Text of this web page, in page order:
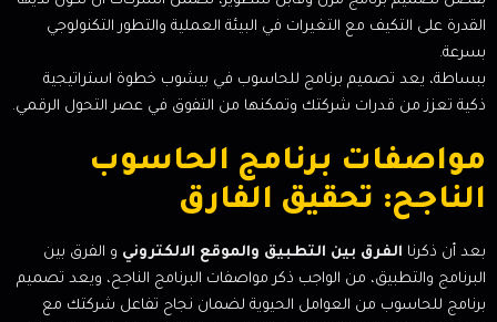
القدرة على التكيف مع التغيرات في البيئة العملية والتطور التكنولوجي
بسرعة.
ببساطة، يعد تصميم برنامج للحاسوب في بيشوب خطوة استراتيجية
ذكية تعزز من قدرات شركتك وتمكنها من التفوق في عصر التحول الرقمي.
مواصفات برنامج الحاسوب
الناجح: تحقيق الفارق
بعد أن ذكرنا الفرق بين التطبيق والموقع الالكتروني و الفرق بين
البرنامج والتطبيق، من الواجب ذكر مواصفات البرنامج الناجح، ويعد تصميم
برنامج للحاسوب من العوامل الحيوية لضمان نجاح تفاعل شركتك مع